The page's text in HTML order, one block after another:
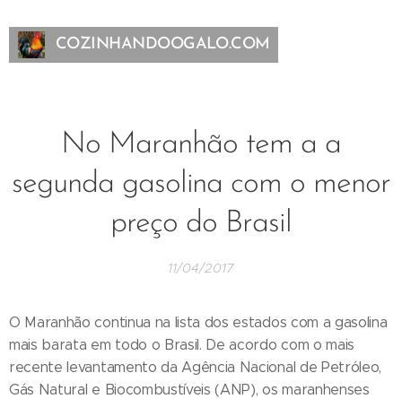
COZINHANDOOGALO.COM
No Maranhão tem a a
segunda gasolina com o menor
preço do Brasil
11/04/2017
O Maranhão continua na lista dos estados com a gasolina
mais barata em todo o Brasil. De acordo com o mais
recente levantamento da Agência Nacional de Petróleo,
Gás Natural e Biocombustíveis (ANP), os maranhenses